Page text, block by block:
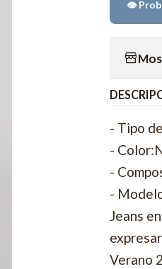
👁️
- Tipo
-
-
-
Jeans
Verano